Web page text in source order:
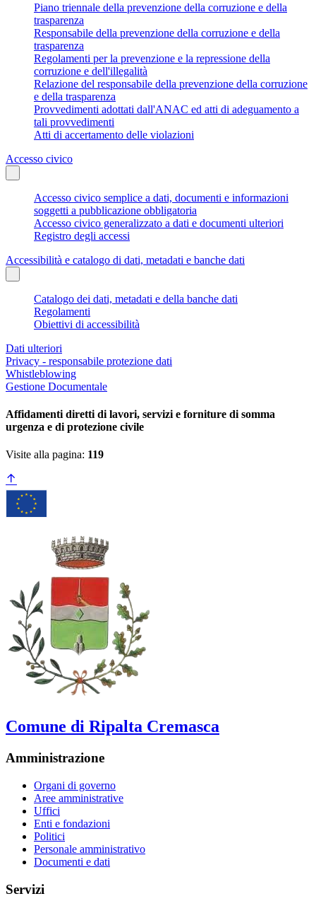
Piano triennale della prevenzione della corruzione e della
trasparenza
Responsabile della prevenzione della corruzione e della
trasparenza
Regolamenti per la prevenzione e la repressione della
corruzione e dell'illegalità
Relazione del responsabile della prevenzione della corruzione
e della trasparenza
Provvedimenti adottati dall'ANAC ed atti di adeguamento a
tali provvedimenti
Atti di accertamento delle violazioni
Accesso civico
Accesso civico semplice a dati, documenti e informazioni
soggetti a pubblicazione obbligatoria
Accesso civico generalizzato a dati e documenti ulteriori
Registro degli accessi
Accessibilità e catalogo di dati, metadati e banche dati
Catalogo dei dati, metadati e della banche dati
Regolamenti
Obiettivi di accessibilità
Dati ulteriori
Privacy - responsabile protezione dati
Whistleblowing
Gestione Documentale
Affidamenti diretti di lavori, servizi e forniture di somma
urgenza e di protezione civile
Visite alla pagina: 119
Comune di Ripalta Cremasca
Amministrazione
Organi di governo
Aree amministrative
Uffici
Enti e fondazioni
Politici
Personale amministrativo
Documenti e dati
Servizi